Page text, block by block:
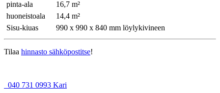
pinta-ala
16,7 m²
huoneistoala
14,4 m²
Sisu-kiuas
990 x 990 x 840 mm löylykivineen
Tilaa hinnasto sähköpostitse!
040 731 0993 Kari